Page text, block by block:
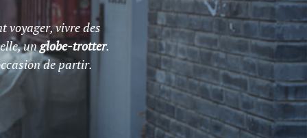
voyager, vivre des
unglobe-trotter.
de partir.